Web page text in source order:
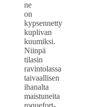
ne
on
kypsennetty
kuplivan
kuumiksi.
Niinpä
tilasin
ravintolassa
taivaallisen
ihanalta
maistuneita
roquefort-